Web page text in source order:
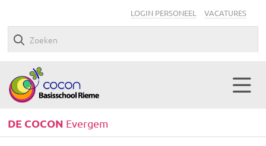
LOGIN PERSONEEL VACATURES
DE COCON Evergem